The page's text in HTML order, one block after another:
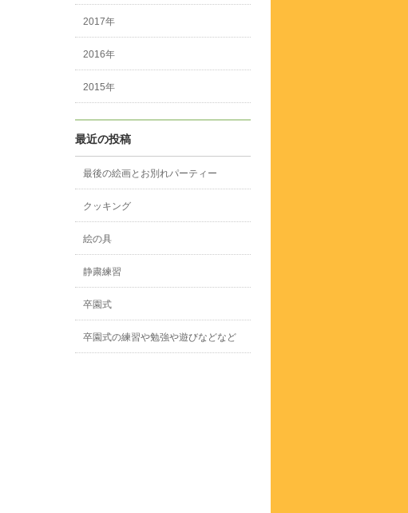
2017年
2016年
2015年
最近の投稿
最後の絵画とお別れパーティー
クッキング
絵の具
静粛練習
卒園式
卒園式の練習や勉強や遊びなどなど